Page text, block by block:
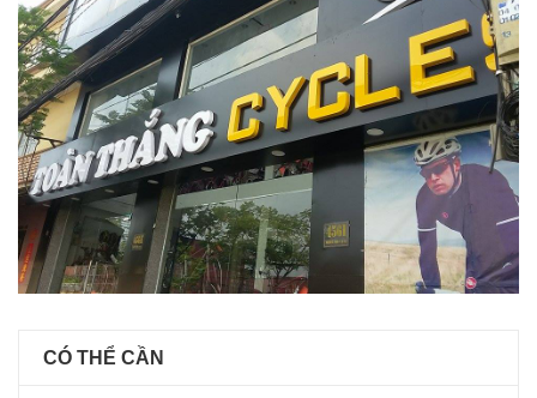
CÓ THỂ CẦN